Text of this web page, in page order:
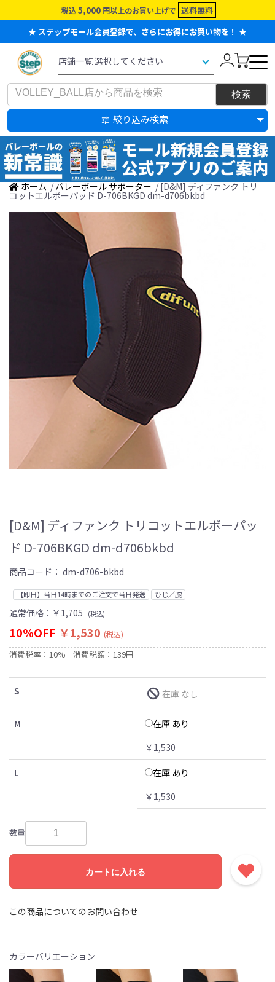
税込 5,000 円以上のお買い上げで 送料無料
★ ステップモール会員登録で、さらにお得にお買い物を！ ★
絞り込み検索
ホーム / バレーボール サポーター / [D&M] ディファンク トリ
コットエルボーパッド D-706BKGD dm-d706bkbd
[D&M] ディファンク トリコットエルボーパッ
ド D-706BKGD dm-d706bkbd
商品コード： dm-d706-bkbd
【即日】当日14時までのご注文で当日発送 ひじ／腕
通常価格： ￥1,705 (税込)
10%OFF ￥1,530 (税込)
消費税率：10% 消費税額：139円
S 在庫 なし
M
在庫 あり
￥1,530
L
在庫 あり
￥1,530
数量
カートに入れる
この商品についてのお問い合わせ
カラーバリエーション